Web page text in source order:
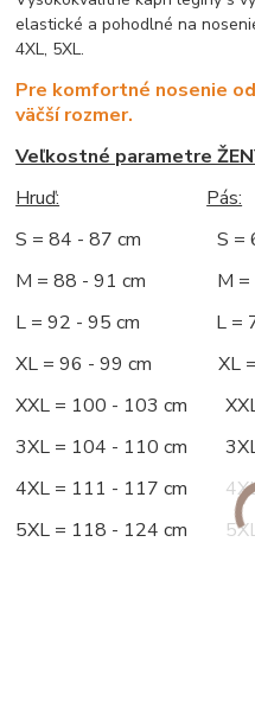
elastické a pohodlné na
4XL, 5XL.
Pre komfortné nosenie
väčší rozmer.
Veľkostné parametre
Hruď:
Pás:
S = 84 - 87 cm S =
M = 88 - 91 cm M =
L = 92 - 95 cm L =
XL = 96 - 99 cm XL =
XXL = 100 - 103 cm
3XL = 104 - 110 cm 3XL
4XL = 111 - 117 cm 4XL
5XL = 118 - 124 cm